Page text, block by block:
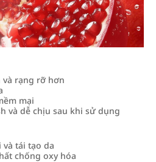
rạng rỡ hơn
mại
và dễ chịu sau khi sử dụng
tái tạo da
chống oxy hóa